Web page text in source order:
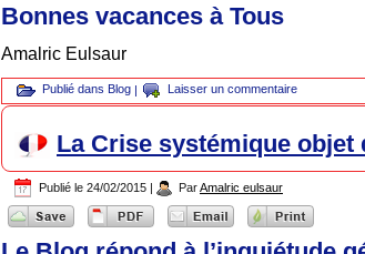
Bonnes vacances à Tous
Amalric Eulsaur
Publié dans Blog | Laisser un commentaire
La Crise systémique objet
Publié le 24/02/2015 | ParAmalric eulsaur